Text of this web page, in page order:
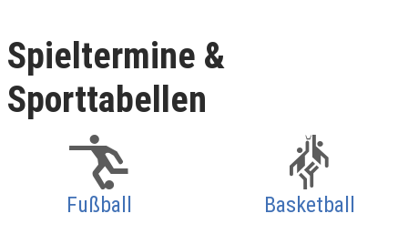
Spieltermine &
Sporttabellen
Fußball Basketball